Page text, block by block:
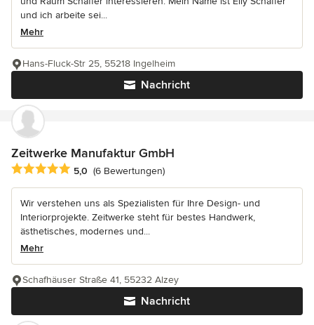
und ich arbeite sei...
Mehr
Nachricht
Hans-Fluck-Str 25, 55218 Ingelheim
Zeitwerke Manufaktur GmbH
Durchschnittliche Bewertung: 5 von 5 Sternen
5,0 (6 Bewertungen)
Wir verstehen uns als Spezialisten für Ihre Design- und
Interiorprojekte. Zeitwerke steht für bestes Handwerk,
ästhetisches, modernes und...
Mehr
Nachricht
Schafhäuser Straße 41, 55232 Alzey